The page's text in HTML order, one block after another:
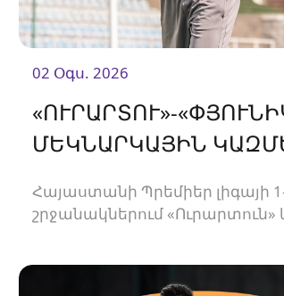
02 Օգս. 2026
«ՈՒՐԱՐՏՈՒ»-
ՄԵԿՆԱՐԿԱՅԻՆ
Հայաստանի Պրեմիեր լիգայի
շրջանակներում «Ուրարտուն»